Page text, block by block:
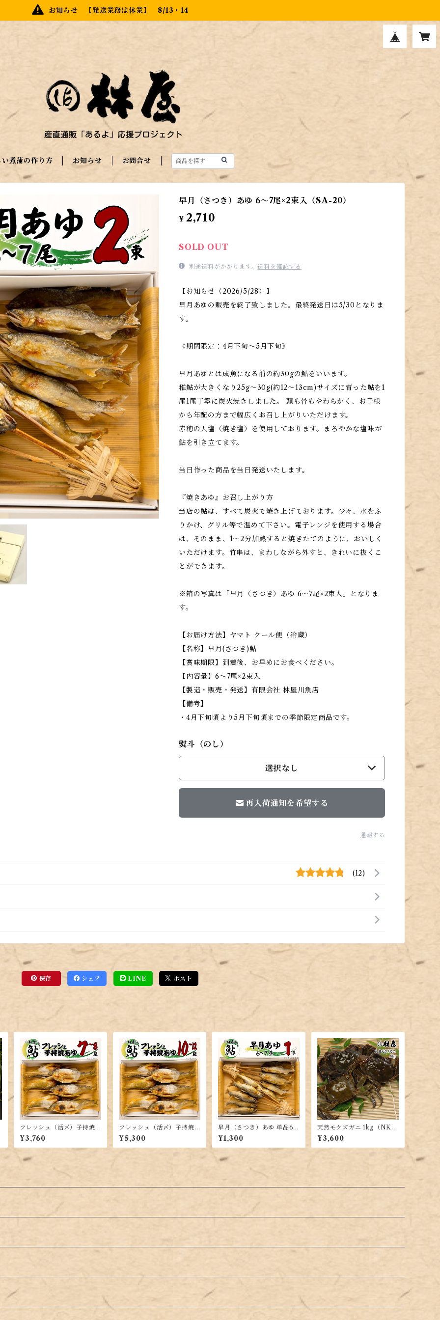
お知らせ 【発送業務は休業】 8/13・14
煮蒲の作り方 お知らせ お問合せ
早月（さつき）あゆ 6～7尾×2束入（SA-20）
¥ 2,710
SOLD OUT
別途送料がかかります。送料を確認する
【お知らせ（2026/5/28）】
早月あゆの販売を終了致しました。最終発送日は5/30となりま
す。
《期間限定：4月下旬～5月下旬》
早月あゆとは成魚になる前の約30gの鮎をいいます。
稚鮎が大きくなり25g～30g(約12〜13cm)サイズに育った鮎を1
尾1尾丁寧に炭火焼きしました。 頭も骨もやわらかく、お子様
から年配の方まで幅広くお召し上がりいただけます。
赤穂の天塩（焼き塩）を使用しております。まろやかな塩味が
鮎を引き立てます。
当日作った商品を当日発送いたします。
『焼きあゆ』お召し上がり方
当店の鮎は、すべて炭火で焼き上げております。少々、水をふ
りかけ、グリル等で温めて下さい。電子レンジを使用する場合
は、そのまま、1〜2分加熱すると焼きたてのように、おいしく
いただけます。竹串は、まわしながら外すと、きれいに抜くこ
とができます。
※箱の写真は「早月（さつき）あゆ 6～7尾×2束入」となりま
す。
【お届け方法】ヤマト クール便（冷蔵）
【名称】早月(さつき)鮎
【賞味期限】到着後、お早めにお食べください。
【内容量】6～7尾×2束入
【製造・販売・発送】有限会社 林屋川魚店
【備考】
・4月下旬頃より5月下旬頃までの季節限定商品です。
熨斗（のし）
選択なし
再入荷通知を希望する
通報する
(12)
保存 シェア LINE ポスト
フレッシュ（活〆）子持焼
あゆ 7～8尾（F-30）
¥3,760
フレッシュ（活〆）子持焼
あゆ 10～12尾（F-50）
¥5,300
早月（さつき）あゆ 単品6
～7尾（SA-10）※包装のみ
¥1,300
天然モクズガニ 1kg（NK-1
0）
¥3,600